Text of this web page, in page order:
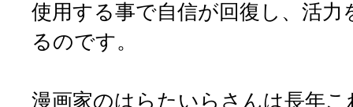
使用する事で自信が回復し、活
るのです。
漫画家のはらたいらさんは長年